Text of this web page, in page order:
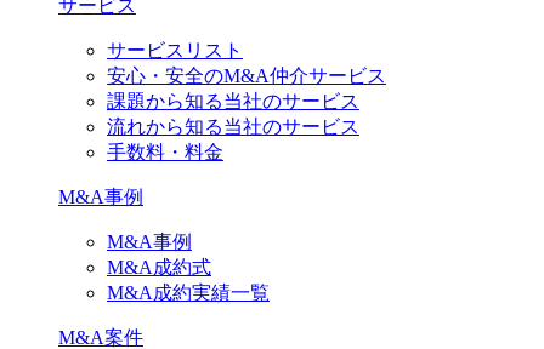
サービス
サービスリスト
安心・安全のM&A仲介サービス
課題から知る当社のサービス
流れから知る当社のサービス
手数料・料金
M&A事例
M&A事例
M&A成約式
M&A成約実績一覧
M&A案件